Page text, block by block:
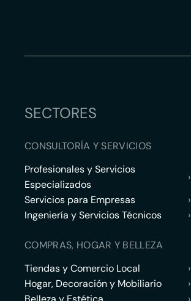
SECTORES
CONSULTORÍA Y SERVICIOS
Profesionales y Servicios
Especializados
›
Servicios para Empresas
›
Ingeniería y Servicios Técnicos
›
COMPRAS, HOGAR Y BELLEZA
Tiendas y Comercio Local
›
Hogar, Decoración y Mobiliario
›